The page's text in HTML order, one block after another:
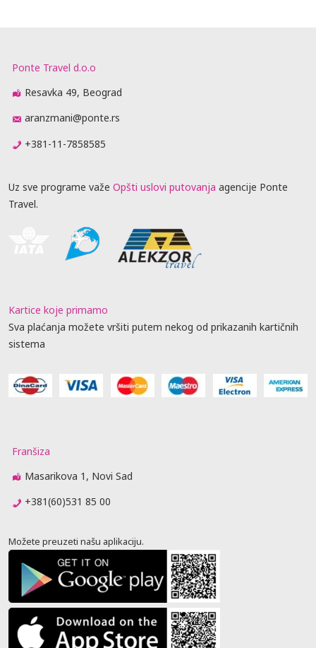
Ponte Travel d.o.o
Resavka 49, Beograd
aranzmani@ponte.rs
+381-11-7858585
Uz sve programe važe Opšti uslovi putovanja agencije Ponte
Travel.
Kartice koje primamo
Sva plaćanja možete vršiti putem nekog od prikazanih kartičnih
sistema
Franšiza
Masarikova 1, Novi Sad
+381(60)531 85 00
Možete preuzeti našu aplikaciju.